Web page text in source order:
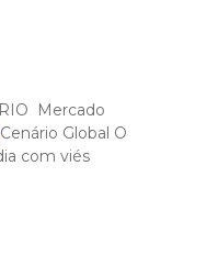
Mercado
Cenário Global O
com viés